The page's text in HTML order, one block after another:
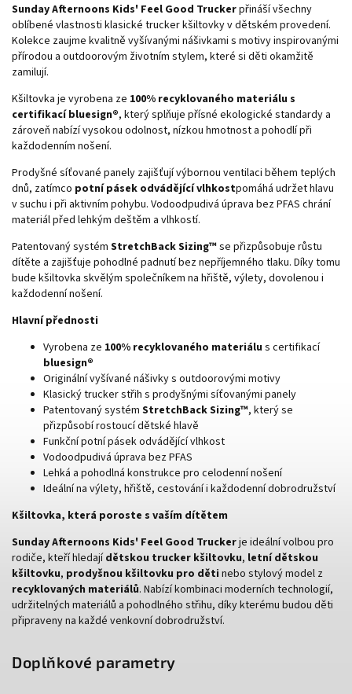
Sunday Afternoons Kids' Feel Good Truckerpřináší všechny
oblíbené vlastnosti klasické trucker kšiltovky v dětském provedení.
Kolekce zaujme kvalitně vyšívanými nášivkami s motivy inspirovanými
přírodou a outdoorovým životním stylem, které si děti okamžitě
zamilují.
Kšiltovka je vyrobena ze 100% recyklovaného materiálu s
certifikací bluesign®, který splňuje přísné ekologické standardy a
zároveň nabízí vysokou odolnost, nízkou hmotnost a pohodlí při
každodenním nošení.
Prodyšné síťované panely zajišťují výbornou ventilaci během teplých
dnů, zatímco potní pásek odvádějící vlhkostpomáhá udržet hlavu
v suchu i při aktivním pohybu. Vodoodpudivá úprava bez PFAS chrání
materiál před lehkým deštěm a vlhkostí.
Patentovaný systém StretchBack Sizing™se přizpůsobuje růstu
dítěte a zajišťuje pohodlné padnutí bez nepříjemného tlaku. Díky tomu
bude kšiltovka skvělým společníkem na hřiště, výlety, dovolenou i
každodenní nošení.
Hlavní přednosti
Vyrobena ze 100% recyklovaného materiálu s certifikací
bluesign®
Originální vyšívané nášivky s outdoorovými motivy
Klasický trucker střih s prodyšnými síťovanými panely
Patentovaný systém StretchBack Sizing™, který se
přizpůsobí rostoucí dětské hlavě
Funkční potní pásek odvádějící vlhkost
Vodoodpudivá úprava bez PFAS
Lehká a pohodlná konstrukce pro celodenní nošení
Ideální na výlety, hřiště, cestování i každodenní dobrodružství
Kšiltovka, která poroste s vaším dítětem
Sunday Afternoons Kids' Feel Good Truckerje ideální volbou pro
rodiče, kteří hledajídětskou trucker kšiltovku, letní dětskou
kšiltovku, prodyšnou kšiltovku pro děti nebo stylový model z
recyklovaných materiálů. Nabízí kombinaci moderních technologií,
udržitelných materiálů a pohodlného střihu, díky kterému budou děti
připraveny na každé venkovní dobrodružství.
Doplňkové parametry